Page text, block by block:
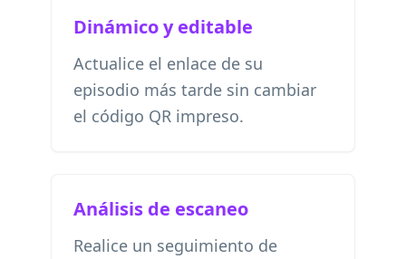
Dinámico y editable
Actualice el enlace de su
episodio más tarde sin cambiar
el código QR impreso.
Análisis de escaneo
Realice un seguimiento de